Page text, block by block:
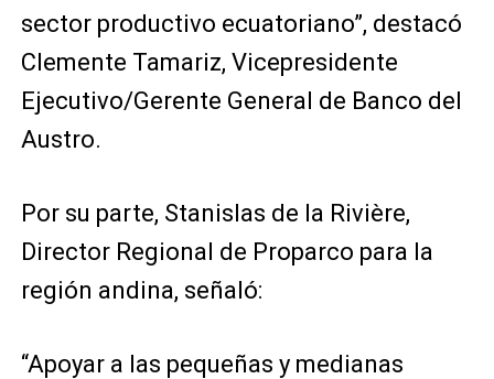
sector productivo ecuatoriano”, destacó
Clemente Tamariz, Vicepresidente
Ejecutivo/Gerente General de Banco del
Austro.
Por su parte, Stanislas de la Rivière,
Director Regional de Proparco para la
región andina, señaló:
“Apoyar a las pequeñas y medianas